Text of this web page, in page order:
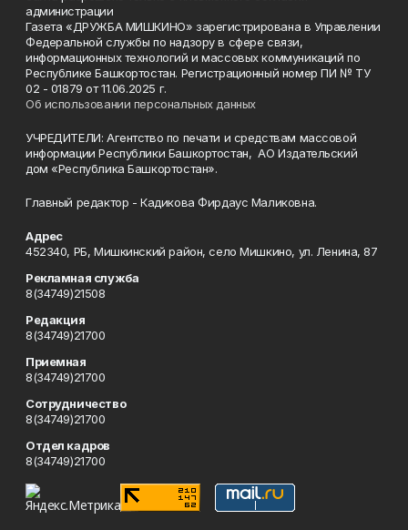
администрации
Газета «ДРУЖБА МИШКИНО» зарегистрирована в Управлении
Федеральной службы по надзору в сфере связи,
информационных технологий и массовых коммуникаций по
Республике Башкортостан. Регистрационный номер ПИ № ТУ
02 - 01879 от 11.06.2025 г.
Об использовании персональных данных
УЧРЕДИТЕЛИ: Агентство по печати и средствам массовой
информации Республики Башкортостан, АО Издательский
дом «Республика Башкортостан».
Главный редактор - Кадикова Фирдаус Маликовна.
Адрес
452340, РБ, Мишкинский район, село Мишкино, ул. Ленина, 87
Рекламная служба
8(34749)21508
Редакция
8(34749)21700
Приемная
8(34749)21700
Сотрудничество
8(34749)21700
Отдел кадров
8(34749)21700